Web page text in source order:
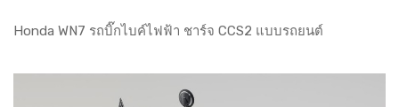
Honda WN7 รถบิ๊กไบค์ไฟฟ้า ชาร์จ CCS2 แบบรถยนต์